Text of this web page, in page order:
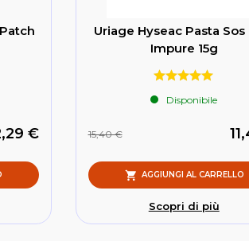
€
Uriage Hyseac Pasta Sos
Impure 15g
Disponibile
15,40 €
AGGIUNGI AL CARRELLO
Scopri di più